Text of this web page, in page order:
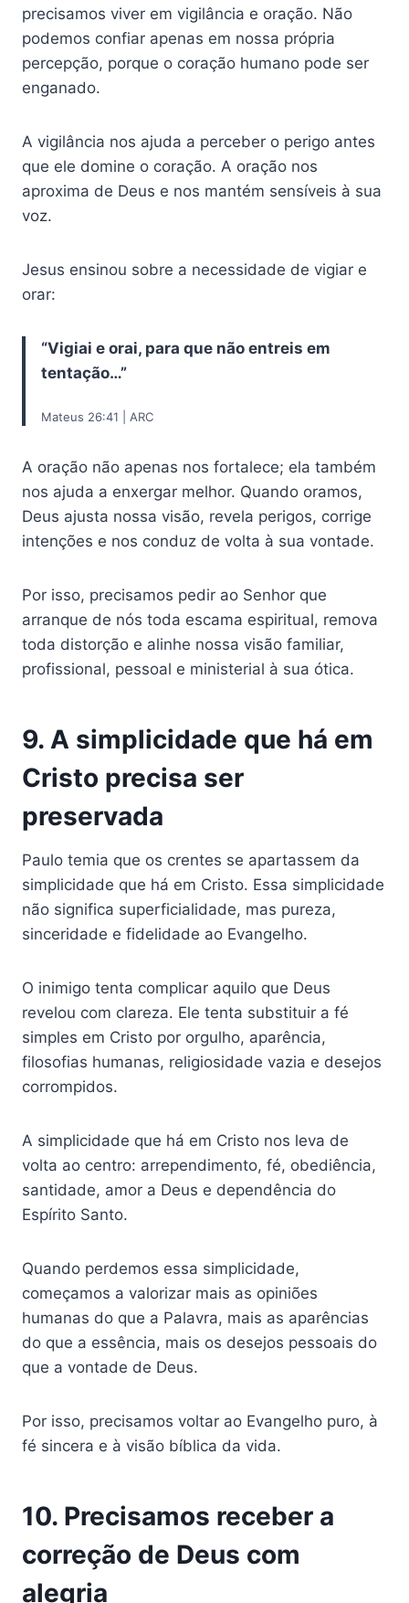
precisamos viver em vigilância e oração. Não
podemos confiar apenas em nossa própria
percepção, porque o coração humano pode ser
enganado.
A vigilância nos ajuda a perceber o perigo antes
que ele domine o coração. A oração nos
aproxima de Deus e nos mantém sensíveis à sua
voz.
Jesus ensinou sobre a necessidade de vigiar e
orar:
“Vigiai e orai, para que não entreis em
tentação…”
Mateus 26:41 | ARC
A oração não apenas nos fortalece; ela também
nos ajuda a enxergar melhor. Quando oramos,
Deus ajusta nossa visão, revela perigos, corrige
intenções e nos conduz de volta à sua vontade.
Por isso, precisamos pedir ao Senhor que
arranque de nós toda escama espiritual, remova
toda distorção e alinhe nossa visão familiar,
profissional, pessoal e ministerial à sua ótica.
9. A simplicidade que há em
Cristo precisa ser
preservada
Paulo temia que os crentes se apartassem da
simplicidade que há em Cristo. Essa simplicidade
não significa superficialidade, mas pureza,
sinceridade e fidelidade ao Evangelho.
O inimigo tenta complicar aquilo que Deus
revelou com clareza. Ele tenta substituir a fé
simples em Cristo por orgulho, aparência,
filosofias humanas, religiosidade vazia e desejos
corrompidos.
A simplicidade que há em Cristo nos leva de
volta ao centro: arrependimento, fé, obediência,
santidade, amor a Deus e dependência do
Espírito Santo.
Quando perdemos essa simplicidade,
começamos a valorizar mais as opiniões
humanas do que a Palavra, mais as aparências
do que a essência, mais os desejos pessoais do
que a vontade de Deus.
Por isso, precisamos voltar ao Evangelho puro, à
fé sincera e à visão bíblica da vida.
10. Precisamos receber a
correção de Deus com
alegria